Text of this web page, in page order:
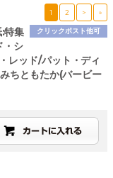
1 2 > »
クリックポスト他可
特集
・シ
レッド/パット・ディ
ちともたか(バービー